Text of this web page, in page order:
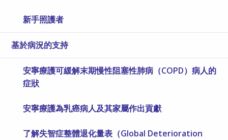
新手照護者
基於病況的支持
安寧療護可緩解末期慢性阻塞性肺病（COPD）病人的
症狀
安寧療護為乳癌病人及其家屬作出貢獻
了解失智症整體退化量表（Global Deterioration